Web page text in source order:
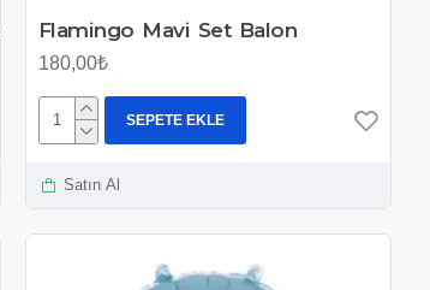
Flamingo Mavi Set Balon
180,00₺
SEPETE EKLE
Satın Al